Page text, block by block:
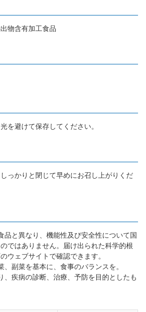
物含有加工食品
を避けて保存してください。
っかりと閉じて早めにお召し上がりくだ
品と異なり、機能性及び安全性について国
ではありません。届け出られた科学的根
ウェブサイトで確認できます。
、副菜を基本に、食事のバランスを。
、疾病の診断、治療、予防を目的としたも